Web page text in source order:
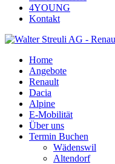
4YOUNG
Kontakt
Home
Angebote
Renault
Dacia
Alpine
E-Mobilität
Über uns
Termin Buchen
Wädenswil
Altendorf